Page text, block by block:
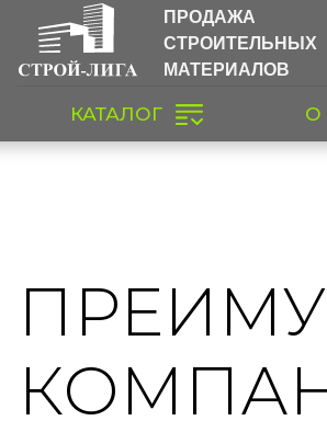
ПРОДАЖА
СТРОИТЕЛЬНЫХ
МАТЕРИАЛОВ
КАТАЛОГ О